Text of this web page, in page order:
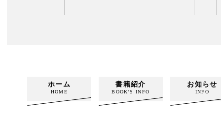
ホーム
HOME
書籍紹介
BOOK'S INFO
お知らせ
INFO